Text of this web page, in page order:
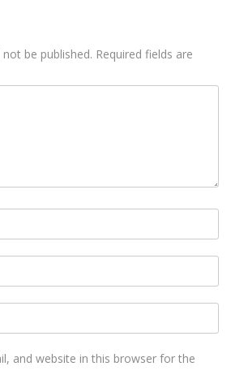
be published. Required fields are
and website in this browser for the